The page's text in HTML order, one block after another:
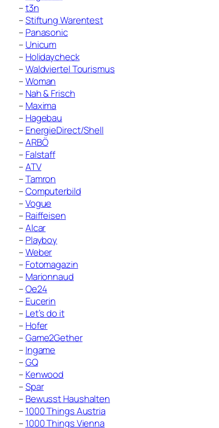
–t3n
–Stiftung Warentest
– Panasonic
– Unicum
– Holidaycheck
–Waldviertel Tourismus
–Woman
– Nah & Frisch
– Maxima
– Hagebau
– EnergieDirect/Shell
–ARBÖ
– Falstaff
–ATV
–Tamron
–Computerbild
–Vogue
– Raiffeisen
–Alcar
– Playboy
–Weber
– Fotomagazin
– Marionnaud
–Oe24
– Eucerin
– Let’s do it
– Hofer
–Game2Gether
– Ingame
–GQ
– Kenwood
–Spar
– Bewusst Haushalten
– 1000 Things Austria
– 1000 Things Vienna